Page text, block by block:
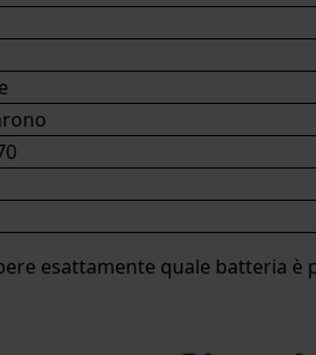
esattamente quale batteria